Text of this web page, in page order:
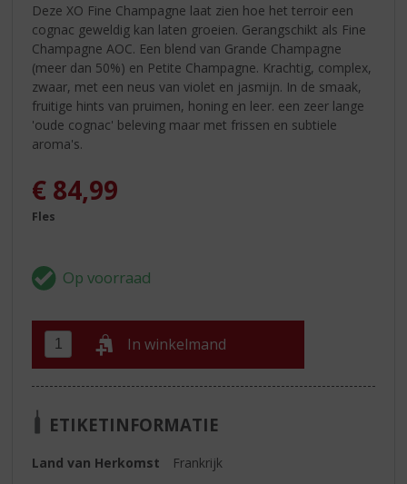
Deze XO Fine Champagne laat zien hoe het terroir een
cognac geweldig kan laten groeien. Gerangschikt als Fine
Champagne AOC. Een blend van Grande Champagne
(meer dan 50%) en Petite Champagne. Krachtig, complex,
zwaar, met een neus van violet en jasmijn. In de smaak,
fruitige hints van pruimen, honing en leer. een zeer lange
'oude cognac' beleving maar met frissen en subtiele
aroma's.
€ 84,99
Fles
In winkelmand
ETIKETINFORMATIE
Land van Herkomst
Frankrijk